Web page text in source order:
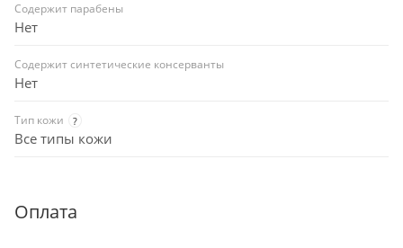
Содержит парабены
Нет
Содержит синтетические консерванты
Нет
Тип кожи ?
Все типы кожи
Оплата